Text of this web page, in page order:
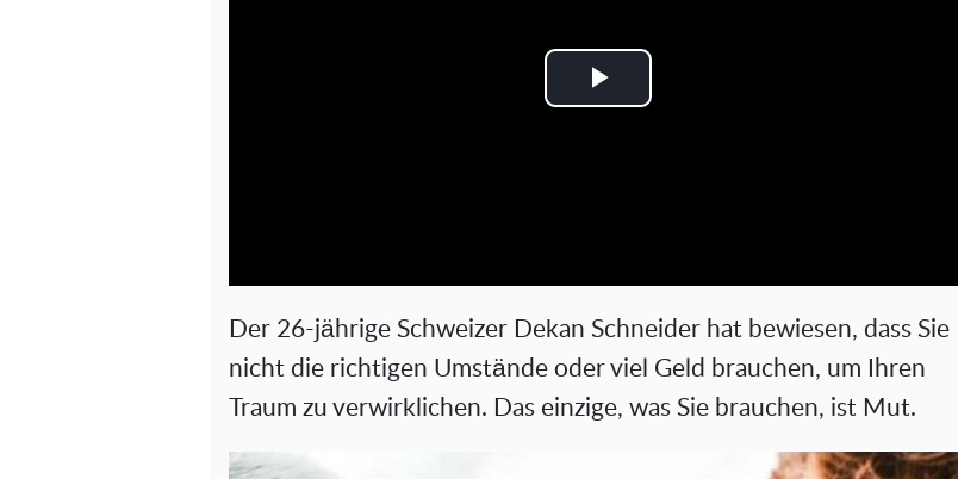
P
V
i
d
Der 26-jährige Schweizer Dekan Schneider hat bewiesen, dass Sie
nicht die richtigen Umstände oder viel Geld brauchen, um Ihren
Traum zu verwirklichen. Das einzige, was Sie brauchen, ist Mut.